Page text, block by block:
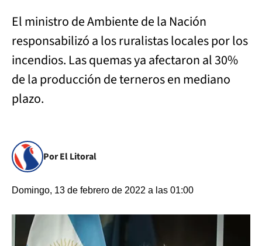
El ministro de Ambiente de la Nación
responsabilizó a los ruralistas locales por los
incendios. Las quemas ya afectaron al 30%
de la producción de terneros en mediano
plazo.
Por El Litoral
Domingo, 13 de febrero de 2022 a las 01:00